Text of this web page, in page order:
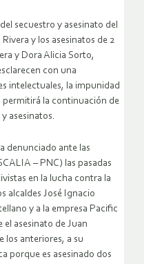
secuestro y asesinato del
y los asesinatos de 2
y Dora Alicia Sorto,
con una
intelectuales, la impunidad
permitirá la continuación de
asesinatos.
denunciado ante las
– PNC) las pasadas
en la lucha contra la
alcaldes José Ignacio
y a la empresa Pacific
asesinato de Juan
los anteriores, a su
porque es asesinado dos